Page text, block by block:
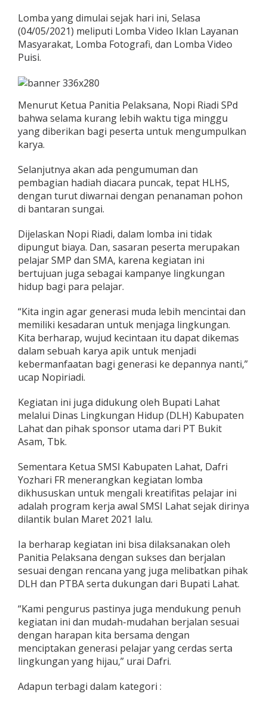
Lomba yang dimulai sejak hari ini, Selasa
(04/05/2021) meliputi Lomba Video Iklan Layanan
Masyarakat, Lomba Fotografi, dan Lomba Video
Puisi.
Menurut Ketua Panitia Pelaksana, Nopi Riadi SPd
bahwa selama kurang lebih waktu tiga minggu
yang diberikan bagi peserta untuk mengumpulkan
karya.
Selanjutnya akan ada pengumuman dan
pembagian hadiah diacara puncak, tepat HLHS,
dengan turut diwarnai dengan penanaman pohon
di bantaran sungai.
Dijelaskan Nopi Riadi, dalam lomba ini tidak
dipungut biaya. Dan, sasaran peserta merupakan
pelajar SMP dan SMA, karena kegiatan ini
bertujuan juga sebagai kampanye lingkungan
hidup bagi para pelajar.
“Kita ingin agar generasi muda lebih mencintai dan
memiliki kesadaran untuk menjaga lingkungan.
Kita berharap, wujud kecintaan itu dapat dikemas
dalam sebuah karya apik untuk menjadi
kebermanfaatan bagi generasi ke depannya nanti,”
ucap Nopiriadi.
Kegiatan ini juga didukung oleh Bupati Lahat
melalui Dinas Lingkungan Hidup (DLH) Kabupaten
Lahat dan pihak sponsor utama dari PT Bukit
Asam, Tbk.
Sementara Ketua SMSI Kabupaten Lahat, Dafri
Yozhari FR menerangkan kegiatan lomba
dikhususkan untuk mengali kreatifitas pelajar ini
adalah program kerja awal SMSI Lahat sejak dirinya
dilantik bulan Maret 2021 lalu.
Ia berharap kegiatan ini bisa dilaksanakan oleh
Panitia Pelaksana dengan sukses dan berjalan
sesuai dengan rencana yang juga melibatkan pihak
DLH dan PTBA serta dukungan dari Bupati Lahat.
“Kami pengurus pastinya juga mendukung penuh
kegiatan ini dan mudah-mudahan berjalan sesuai
dengan harapan kita bersama dengan
menciptakan generasi pelajar yang cerdas serta
lingkungan yang hijau,” urai Dafri.
Adapun terbagi dalam kategori :